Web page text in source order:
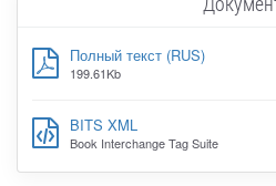
Полный текст (RUS)
199.61Kb
BITS XML
Book Interchange Tag Suite